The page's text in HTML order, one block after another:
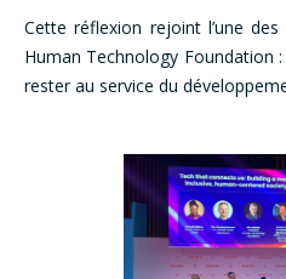
Cette réflexion rejoint l’une
Human Technology Foundation
rester au service du